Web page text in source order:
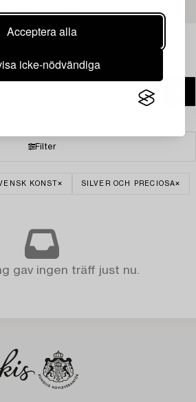
Acceptera alla
icke-nödvändiga
Filter
KONST SILVER OCH PRECIOSA
gav ingen träff just nu.